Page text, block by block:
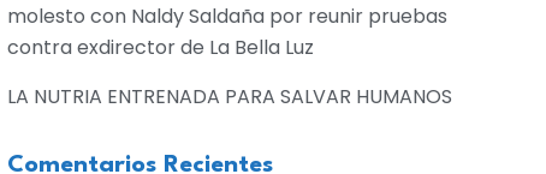
molesto con Naldy Saldaña por reunir pruebas
contra exdirector de La Bella Luz
LA NUTRIA ENTRENADA PARA SALVAR HUMANOS
Comentarios Recientes